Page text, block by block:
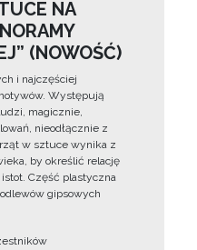
NA
(NOWOŚĆ)
i najczęściej
Występują
magicznie,
nieodłącznie z
w sztuce wynika z
by określić relację
Część plastyczna
gipsowych